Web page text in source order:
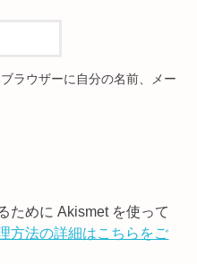
ラウザーに自分の名前、メー
ために Akismet を使って
方法の詳細はこちらをご